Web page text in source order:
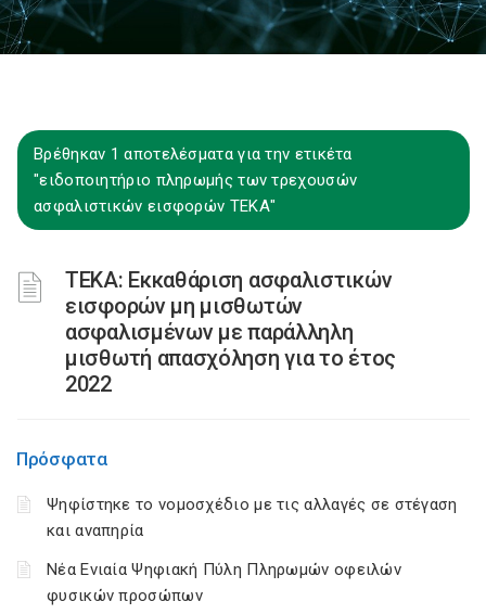
Βρέθηκαν 1 αποτελέσματα για την ετικέτα
"ειδοποιητήριο πληρωμής των τρεχουσών
ασφαλιστικών εισφορών ΤΕΚΑ"
ΤΕΚΑ: Εκκαθάριση ασφαλιστικών
εισφορών μη μισθωτών
ασφαλισμένων με παράλληλη
μισθωτή απασχόληση για το έτος
2022
Πρόσφατα
Ψηφίστηκε το νομοσχέδιο με τις αλλαγές σε στέγαση
και αναπηρία
Νέα Ενιαία Ψηφιακή Πύλη Πληρωμών οφειλών
φυσικών προσώπων